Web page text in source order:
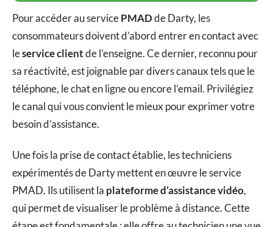
Pour accéder au servicePMADde Darty, les
consommateurs doivent d’abord entrer en contact avec
leservice clientde l’enseigne. Ce dernier, reconnu pour
sa réactivité, est joignable par divers canaux tels que le
téléphone, le chat en ligne ou encore l’email. Privilégiez
le canal qui vous convient le mieux pour exprimer votre
besoin d’assistance.
Une fois la prise de contact établie, les techniciens
expérimentés de Darty mettent en œuvre le service
PMAD. Ils utilisent la plateforme d’assistance vidéo,
qui permet de visualiser le problème à distance. Cette